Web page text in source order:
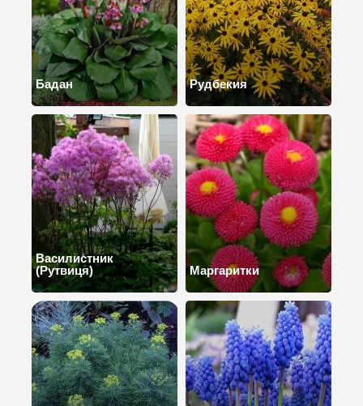
Бадан Рудбекия
Василистник
(Рутвиця)
Маргаритки